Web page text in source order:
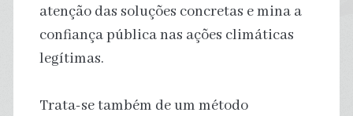
atenção das soluções concretas e mina a
confiança pública nas ações climáticas
legítimas.
Trata-se também de um método